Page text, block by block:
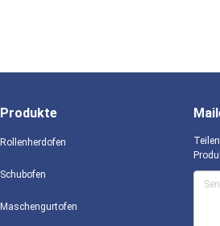
Produkte
Rollenherdofen
Schubofen
Maschengurtofen